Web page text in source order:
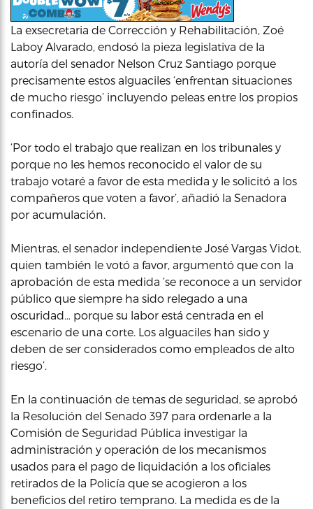
La exsecretaria de Corrección y Rehabilitación, Zoé
Laboy Alvarado, endosó la pieza legislativa de la
autoría del senador Nelson Cruz Santiago porque
precisamente estos alguaciles ‘enfrentan situaciones
de mucho riesgo’ incluyendo peleas entre los propios
confinados.
‘Por todo el trabajo que realizan en los tribunales y
porque no les hemos reconocido el valor de su
trabajo votaré a favor de esta medida y le solicitó a los
compañeros que voten a favor’, añadió la Senadora
por acumulación.
Mientras, el senador independiente José Vargas Vidot,
quien también le votó a favor, argumentó que con la
aprobación de esta medida ‘se reconoce a un servidor
público que siempre ha sido relegado a una
oscuridad… porque su labor está centrada en el
escenario de una corte. Los alguaciles han sido y
deben de ser considerados como empleados de alto
riesgo’.
En la continuación de temas de seguridad, se aprobó
la Resolución del Senado 397 para ordenarle a la
Comisión de Seguridad Pública investigar la
administración y operación de los mecanismos
usados para el pago de liquidación a los oficiales
retirados de la Policía que se acogieron a los
beneficios del retiro temprano. La medida es de la